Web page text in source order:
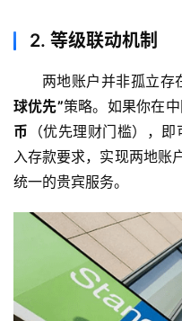
2. 等级联动机制
两地账户并非孤立存
球优先”策略。如果你在
币 （优先理财门槛），
入存款要求，实现两地账
统一的贵宾服务。